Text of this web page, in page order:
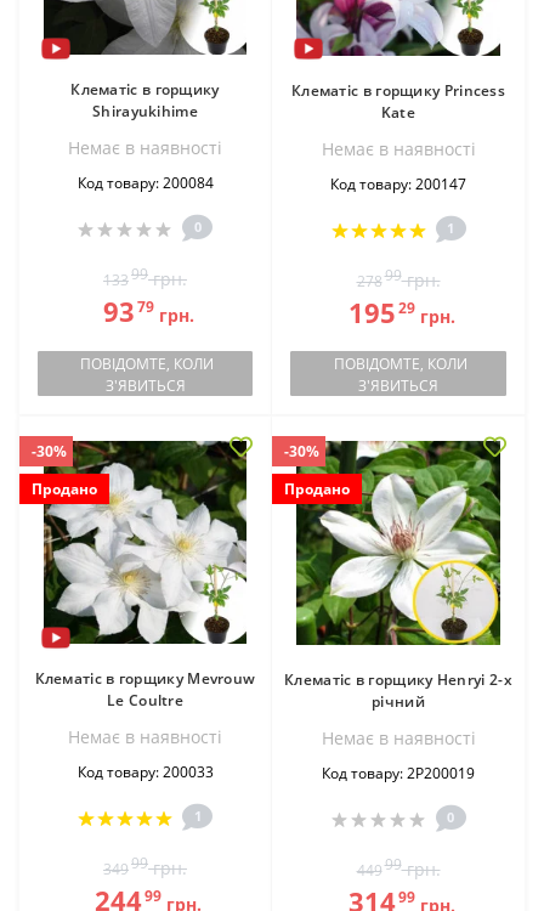
Клематіс в горщику
Shirayukihime
Немає в наявностi
Код товару: 200084
0
13399грн.
9379грн.
ПОВІДОМТЕ, КОЛИ
З'ЯВИТЬСЯ
Клематіс в горщику Princess
Kate
Немає в наявностi
Код товару: 200147
1
27899грн.
19529грн.
ПОВІДОМТЕ, КОЛИ
З'ЯВИТЬСЯ
-30%
Продано
Клематіс в горщику Mevrouw
Le Coultre
Немає в наявностi
Код товару: 200033
1
34999грн.
24499 грн.
-30%
Продано
Клематіс в горщику Henryi 2-х
річний
Немає в наявностi
Код товару: 2Р200019
0
44999грн.
31499грн.